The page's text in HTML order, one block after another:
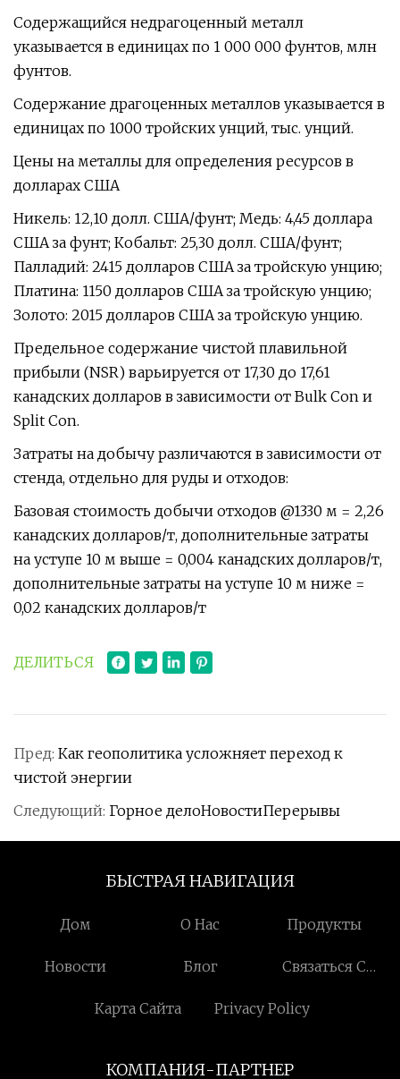
Содержащийся недрагоценный металл
указывается в единицах по 1 000 000 фунтов, млн
фунтов.
Содержание драгоценных металлов указывается в
единицах по 1000 тройских унций, тыс. унций.
Цены на металлы для определения ресурсов в
долларах США
Никель: 12,10 долл. США/фунт; Медь: 4,45 доллара
США за фунт; Кобальт: 25,30 долл. США/фунт;
Палладий: 2415 долларов США за тройскую унцию;
Платина: 1150 долларов США за тройскую унцию;
Золото: 2015 долларов США за тройскую унцию.
Предельное содержание чистой плавильной
прибыли (NSR) варьируется от 17,30 до 17,61
канадских долларов в зависимости от Bulk Con и
Split Con.
Затраты на добычу различаются в зависимости от
стенда, отдельно для руды и отходов:
Базовая стоимость добычи отходов @1330 м = 2,26
канадских долларов/т, дополнительные затраты
на уступе 10 м выше = 0,004 канадских долларов/т,
дополнительные затраты на уступе 10 м ниже =
0,02 канадских долларов/т
ДЕЛИТЬСЯ
Пред: Как геополитика усложняет переход к
чистой энергии
Следующий: Горное делоНовостиПерерывы
БЫСТРАЯ НАВИГАЦИЯ
Дом О Нас Продукты
Новости Блог
Связаться С
Карта Сайта
Privacy Policy
КОМПАНИЯ-ПАРТНЕР